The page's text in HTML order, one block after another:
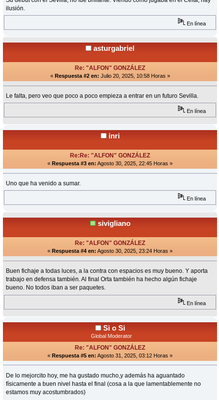
ilusión.
En línea
asturgabriel
Re: "ALFON" GONZÁLEZ
« Respuesta #2 en: Julio 20, 2025, 10:58 Horas »
Le falta, pero veo que poco a poco empieza a entrar en un futuro Sevilla.
En línea
inri
Re:Re: "ALFON" GONZÁLEZ
« Respuesta #3 en: Agosto 30, 2025, 22:45 Horas »
Uno que ha venido a sumar.
En línea
sivigliano
Re: "ALFON" GONZÁLEZ
« Respuesta #4 en: Agosto 30, 2025, 23:24 Horas »
Buen fichaje a todas luces, a la contra con espacios es muy bueno. Y aporta
trabajo en defensa también. Al final Orta también ha hecho algún fichaje
bueno. No todos iban a ser paquetes.
En línea
Si o Si
Global Moderator
Re: "ALFON" GONZÁLEZ
« Respuesta #5 en: Agosto 31, 2025, 03:12 Horas »
De lo mejorcito hoy, me ha gustado mucho,y además ha aguantado
físicamente a buen nivel hasta el final (cosa a la que lamentablemente no
estamos muy acostumbrados)